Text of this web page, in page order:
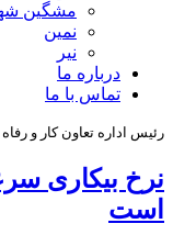
مشگین
نمین
نیر
درباره ما
تماس با ما
رئیس اداره تعاون کار و
نرخ بیکاری
است